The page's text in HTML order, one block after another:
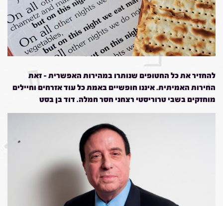
להחזיר את כל החטופים שנותרו במהירות האפשרית – זאת
החירות האמיתית. איננו חופשיים באמת כל עוד אזרחים וחיילים
מוחזקים בשבי טרוריסטי רצחני חסר חמלה. דוד בן בסט